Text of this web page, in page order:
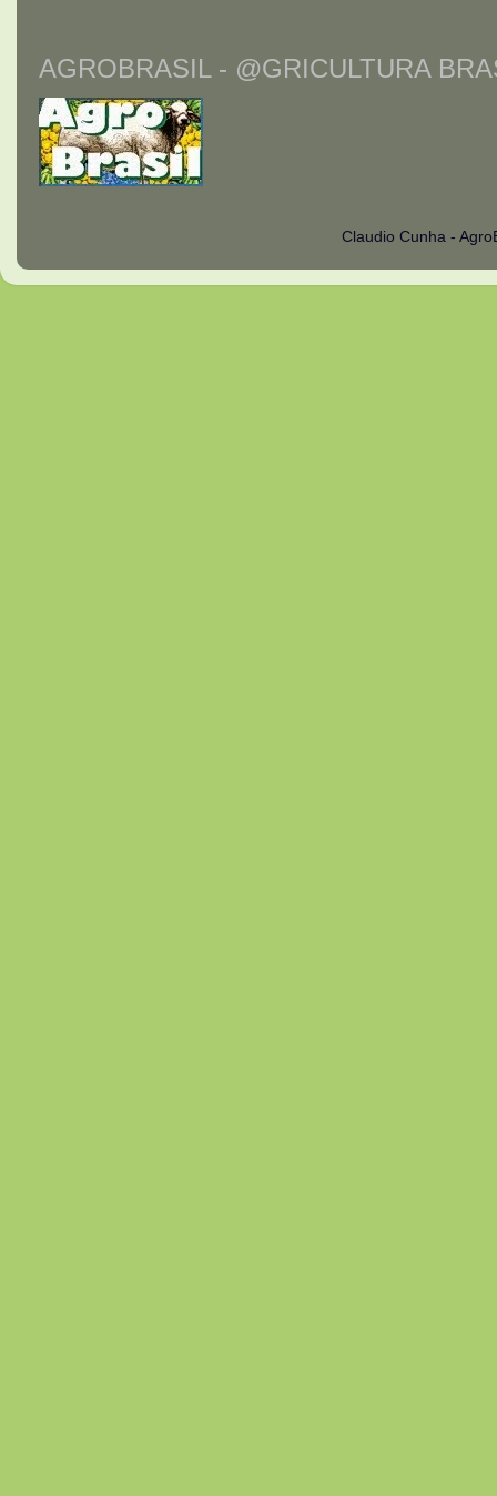
AGROBRASIL - @GRICULTURA
Claudio Cunha -